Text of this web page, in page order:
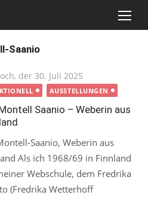
Saanio
der 30. Juli 2025
AUSSTELLUNGEN
Saanio – Weberin aus
Saanio, Weberin aus
Als ich 1968/69 in Finnland
Webschule, dem Fredrika
(Fredrika Wetterhoff